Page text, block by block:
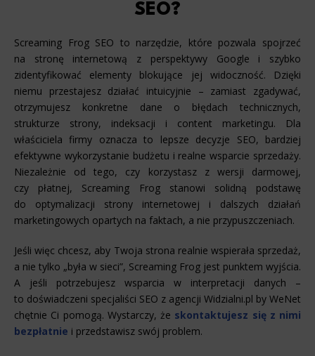
SEO?
Screaming Frog SEO to narzędzie, które pozwala spojrzeć
na stronę internetową z perspektywy Google i szybko
zidentyfikować elementy blokujące jej widoczność. Dzięki
niemu przestajesz działać intuicyjnie – zamiast zgadywać,
otrzymujesz konkretne dane o błędach technicznych,
strukturze strony, indeksacji i content marketingu. Dla
właściciela firmy oznacza to lepsze decyzje SEO, bardziej
efektywne wykorzystanie budżetu i realne wsparcie sprzedaży.
Niezależnie od tego, czy korzystasz z wersji darmowej,
czy płatnej, Screaming Frog stanowi solidną podstawę
do optymalizacji strony internetowej i dalszych działań
marketingowych opartych na faktach, a nie przypuszczeniach.
Jeśli więc chcesz, aby Twoja strona realnie wspierała sprzedaż,
a nie tylko „była w sieci”, Screaming Frog jest punktem wyjścia.
A jeśli potrzebujesz wsparcia w interpretacji danych –
to doświadczeni specjaliści SEO z agencji Widzialni.pl by WeNet
chętnie Ci pomogą. Wystarczy, że skontaktujesz się z nimi
bezpłatnie i przedstawisz swój problem.